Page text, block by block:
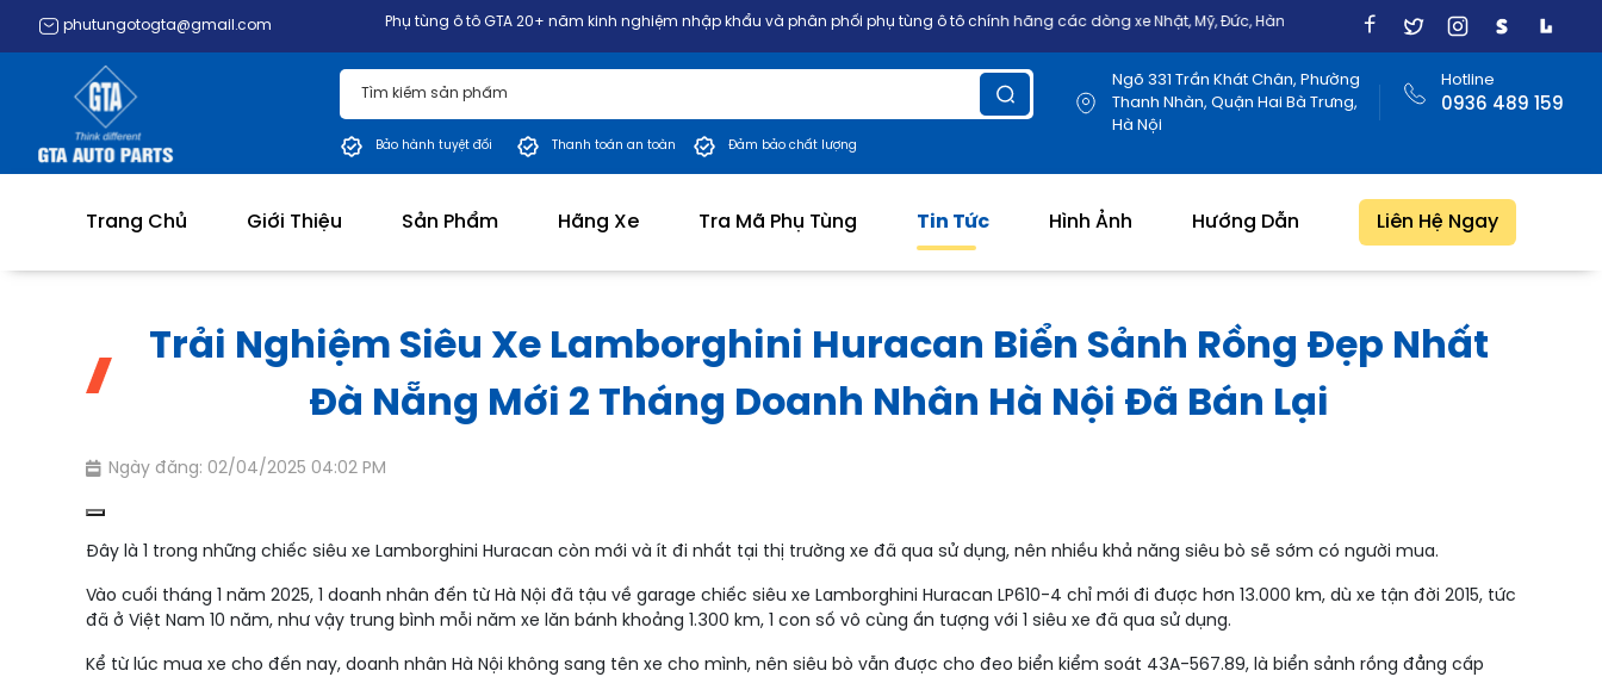
phutungotogta@gmail.com Phụ tùng ô tô GTA 20+ năm kinh nghiệm nhập khẩu và phân phối phụ tùng ô tô chính hãng các dòng xe Nhật, Mỹ, Đức, Hàn Quốc
Bảo hành tuyệt đối Thanh toán an toàn Đảm bảo chất lượng
Ngõ 331 Trần Khát Chân, Phường
Thanh Nhàn, Quận Hai Bà Trưng,
Hà Nội
Hotline
0936 489 159
Trang Chủ Giới Thiệu Sản Phẩm Hãng Xe Tra Mã Phụ Tùng Tin Tức Hình Ảnh Hướng Dẫn Liên Hệ Ngay
Trải Nghiệm Siêu Xe Lamborghini Huracan Biển Sảnh Rồng Đẹp Nhất
Đà Nẵng Mới 2 Tháng Doanh Nhân Hà Nội Đã Bán Lại
Ngày đăng: 02/04/2025 04:02 PM
Đây là 1 trong những chiếc siêu xe Lamborghini Huracan còn mới và ít đi nhất tại thị trường xe đã qua sử dụng, nên nhiều khả năng siêu bò sẽ sớm có người mua.
Vào cuối tháng 1 năm 2025, 1 doanh nhân đến từ Hà Nội đã tậu về garage chiếc siêu xe Lamborghini Huracan LP610-4 chỉ mới đi được hơn 13.000 km, dù xe tận đời 2015, tức
đã ở Việt Nam 10 năm, như vậy trung bình mỗi năm xe lăn bánh khoảng 1.300 km, 1 con số vô cùng ấn tượng với 1 siêu xe đã qua sử dụng.
Kể từ lúc mua xe cho đến nay, doanh nhân Hà Nội không sang tên xe cho mình, nên siêu bò vẫn được cho đeo biển kiểm soát 43A-567.89, là biển sảnh rồng đẳng cấp